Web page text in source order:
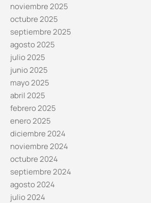
noviembre 2025
octubre 2025
septiembre 2025
agosto 2025
julio 2025
junio 2025
mayo 2025
abril 2025
febrero 2025
enero 2025
diciembre 2024
noviembre 2024
octubre 2024
septiembre 2024
agosto 2024
julio 2024